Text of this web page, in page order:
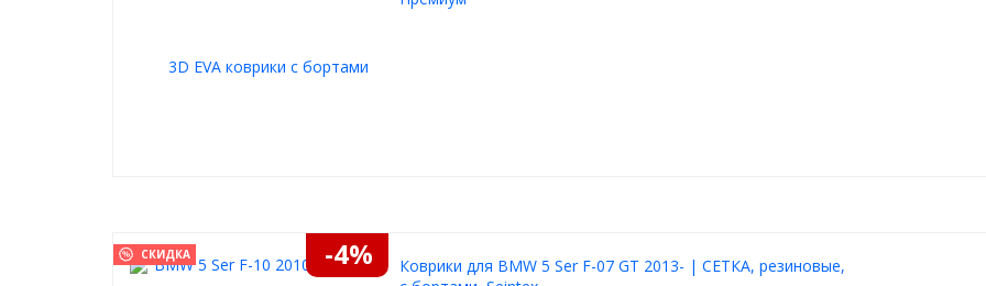
СКИДКА -4%
Коврики для BMW 5 Ser F-07 GT 2013- | СЕТКА, резиновые,